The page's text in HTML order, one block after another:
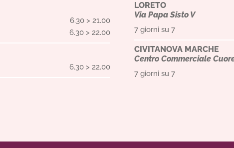
6.30 > 21.00
6.30 > 22.00
6.30 > 22.00
LORETO
Via Papa Sisto V
7 giorni su 7
CIVITANOVA MARCHE
Centro Commerciale
7 giorni su 7